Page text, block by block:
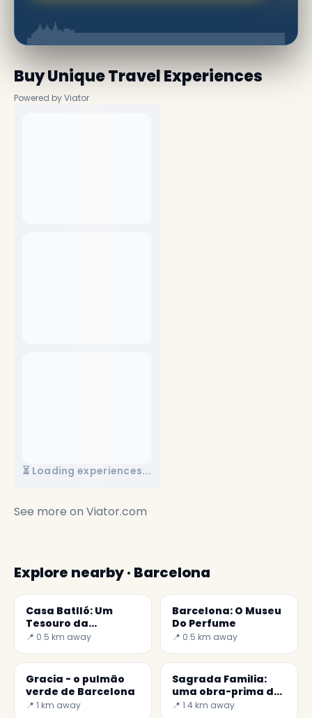
Buy Unique Travel Experiences
Powered by Viator
⏳ Loading experiences...
See more on Viator.com
Explore nearby · Barcelona
Casa Batlló: Um
Tesouro da
Arquitetura
📍 0.5 km away
Barcelona: O Museu
Do Perfume
📍 0.5 km away
Gracia - o pulmão
verde de Barcelona
📍 1 km away
Sagrada Familia:
uma obra-prima de
Barcelona
📍 1.4 km away